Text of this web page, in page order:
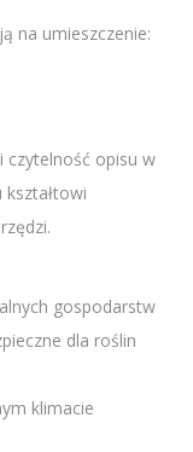
na umieszczenie:
czytelność opisu w
kształtowi
gospodarstw
dla roślin
klimacie